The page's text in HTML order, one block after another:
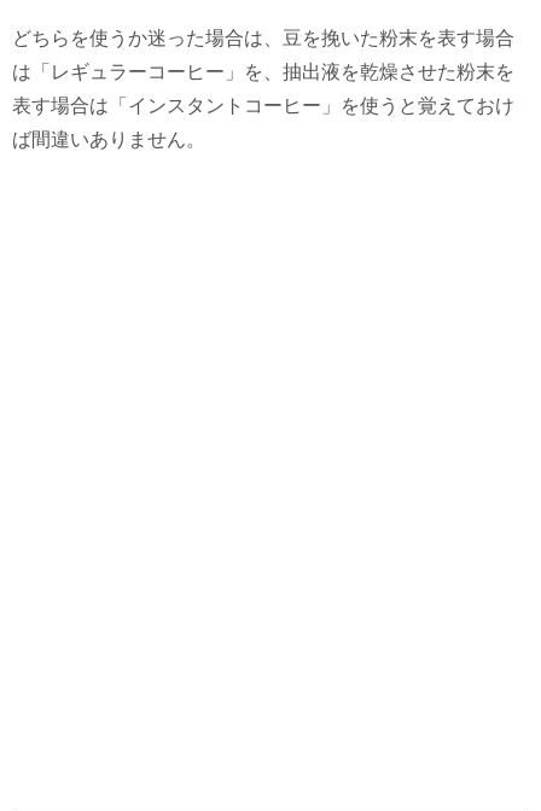
どちらを使うか迷った場合は、豆を挽いた粉末を表す場合
は「レギュラーコーヒー」を、抽出液を乾燥させた粉末を
表す場合は「インスタントコーヒー」を使うと覚えておけ
ば間違いありません。